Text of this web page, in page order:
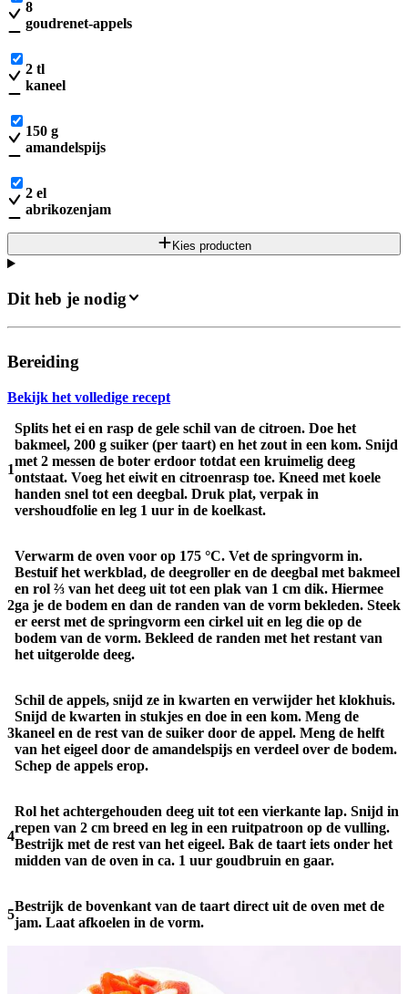
8
goudrenet-appels
2 tl
kaneel
150 g
amandelspijs
2 el
abrikozenjam
Kies producten
Dit heb je nodig
Bereiding
Bekijk het volledige recept
1
Splits het ei en rasp de gele schil van de citroen. Doe het
bakmeel, 200 g suiker (per taart) en het zout in een kom. Snijd
met 2 messen de boter erdoor totdat een kruimelig deeg
ontstaat. Voeg het eiwit en citroenrasp toe. Kneed met koele
handen snel tot een deegbal. Druk plat, verpak in
vershoudfolie en leg 1 uur in de koelkast.
2
Verwarm de oven voor op 175 °C. Vet de springvorm in.
Bestuif het werkblad, de deegroller en de deegbal met bakmeel
en rol ⅔ van het deeg uit tot een plak van 1 cm dik. Hiermee
ga je de bodem en dan de randen van de vorm bekleden. Steek
er eerst met de springvorm een cirkel uit en leg die op de
bodem van de vorm. Bekleed de randen met het restant van
het uitgerolde deeg.
3
Schil de appels, snijd ze in kwarten en verwijder het klokhuis.
Snijd de kwarten in stukjes en doe in een kom. Meng de
kaneel en de rest van de suiker door de appel. Meng de helft
van het eigeel door de amandelspijs en verdeel over de bodem.
Schep de appels erop.
4
Rol het achtergehouden deeg uit tot een vierkante lap. Snijd in
repen van 2 cm breed en leg in een ruitpatroon op de vulling.
Bestrijk met de rest van het eigeel. Bak de taart iets onder het
midden van de oven in ca. 1 uur goudbruin en gaar.
5
Bestrijk de bovenkant van de taart direct uit de oven met de
jam. Laat afkoelen in de vorm.